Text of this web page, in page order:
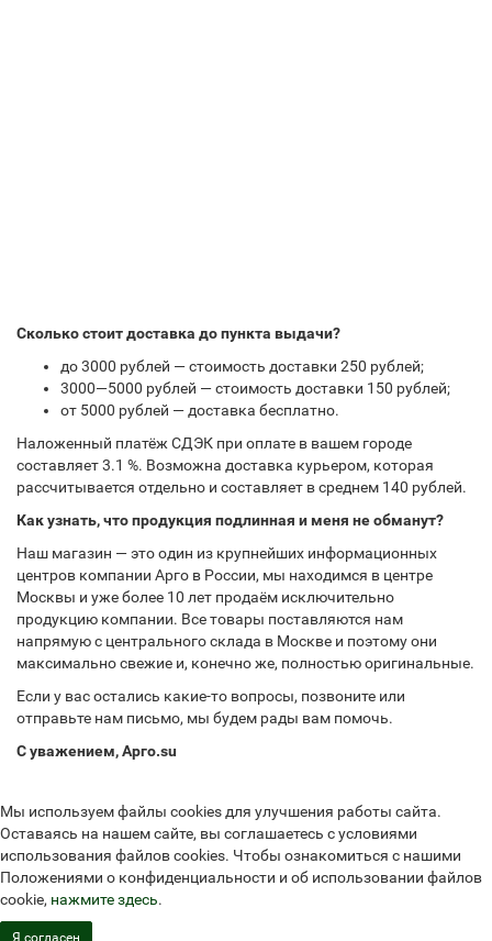
Сколько стоит доставка до пункта выдачи?
до 3000 рублей — стоимость доставки 250 рублей;
3000—5000 рублей — стоимость доставки 150 рублей;
от 5000 рублей — доставка бесплатно.
Наложенный платёж СДЭК при оплате в вашем городе
составляет 3.1 %. Возможна доставка курьером, которая
рассчитывается отдельно и составляет в среднем 140 рублей.
Как узнать, что продукция подлинная и меня не обманут?
Наш магазин — это один из крупнейших информационных
центров компании Арго в России, мы находимся в центре
Москвы и уже более 10 лет продаём исключительно
продукцию компании. Все товары поставляются нам
напрямую с центрального склада в Москве и поэтому они
максимально свежие и, конечно же, полностью оригинальные.
Если у вас остались какие-то вопросы, позвоните или
отправьте нам письмо, мы будем рады вам помочь.
С уважением, Арго.su
Мы используем файлы cookies для улучшения работы сайта.
Оставаясь на нашем сайте, вы соглашаетесь с условиями
использования файлов cookies. Чтобы ознакомиться с нашими
Положениями о конфиденциальности и об использовании файлов
cookie, нажмите здесь.
Я согласен